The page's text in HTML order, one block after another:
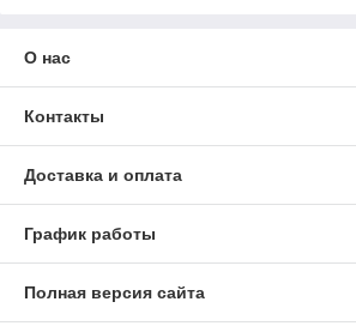
О нас
Контакты
Доставка и оплата
График работы
Полная версия сайта